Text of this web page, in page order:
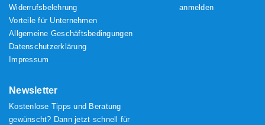
Widerrufsbelehrung
Vorteile für Unternehmen
Allgemeine Geschäftsbedingungen
Datenschutzerklärung
Impressum
anmelden
Newsletter
Kostenlose Tipps und Beratung
gewünscht? Dann jetzt schnell für